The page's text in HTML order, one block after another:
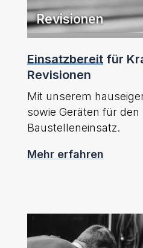
Revisionen
Einsatzbereitfür
Revisionen
Mit unserem
sowie Geräten für den
Baustelleneinsatz.
Mehr erfahren